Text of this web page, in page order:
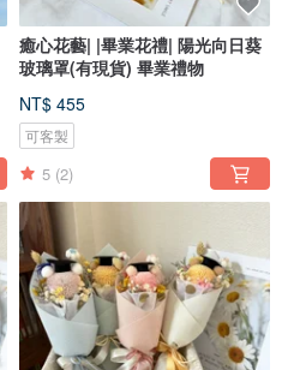
癒心花藝| |畢業花禮| 陽光向日葵
玻璃罩(有現貨) 畢業禮物
NT$ 455
可客製
5 (2)